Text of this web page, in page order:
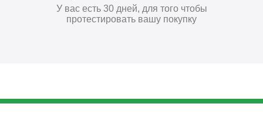
У вас есть 30 дней, для того чтобы
протестировать вашу покупку